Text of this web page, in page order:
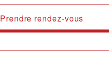
Prendre rendez-vous